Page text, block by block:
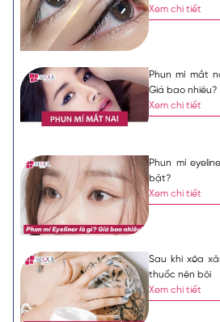
Xem chi tiết
Phun mí mắt
Giá bao nhiêu?
Xem chi tiết
Phun mí
bật?
Xem chi tiết
Sau khi xóa
thuốc nên bôi
Xem chi tiết